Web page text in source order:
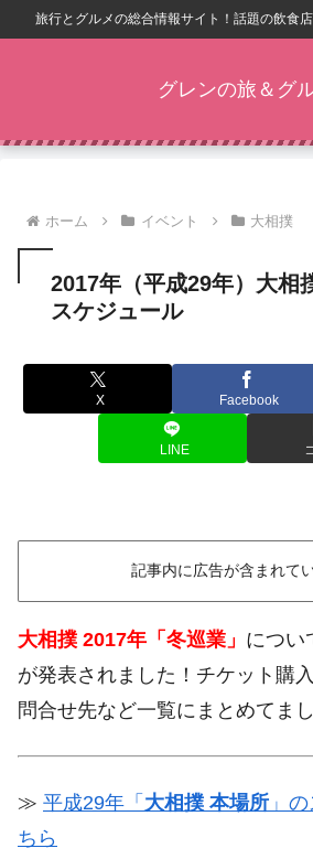
旅行とグルメの総合情報サイト！話題の飲食
グレンの旅＆グ
ホーム イベント 大相撲
2017年（平成29年）大相
スケジュール
X Facebook
LINE
記事内に広告が含まれてい
大相撲 2017年「冬巡業」 につい
が発表されました！チケット購
問合せ先など一覧にまとめてま
≫ 平成29年「 大相撲 本場所 」
ちら